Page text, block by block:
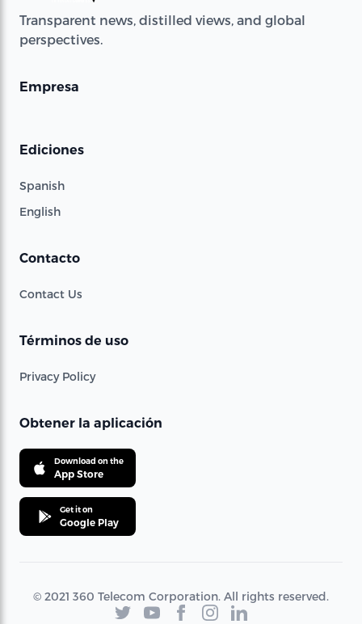
Transparent news, distilled views, and global
perspectives.
Empresa
Ediciones
Spanish
English
Contacto
Contact Us
Términos de uso
Privacy Policy
Obtener la aplicación
Download on the
App Store
Get it on
Google Play
© 2021 360 Telecom Corporation. All rights reserved.